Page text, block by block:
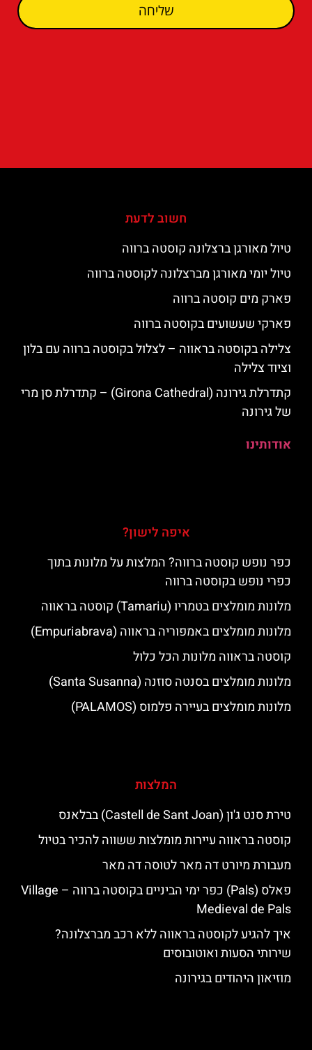
שליחה
חשוב לדעת
טיול מאורגן ברצלונה קוסטה ברווה
טיול יומי מאורגן מברצלונה לקוסטה ברווה
פארק מים קוסטה ברווה
פארקי שעשועים בקוסטה ברווה
צלילה בקוסטה בראווה – לצלול בקוסטה ברווה עם בלון
וציוד צלילה
קתדרלת גירונה (Girona Cathedral) – קתדרלת סן מרי
של גירונה
אודותינו
איפה לישון?
כפר נופש קוסטה ברווה? המלצות על מלונות בתוך
כפרי נופש בקוסטה ברווה
מלונות מומלצים בטמריו (Tamariu) קוסטה בראווה
מלונות מומלצים באמפוריה בראווה (Empuriabrava)
קוסטה בראווה מלונות הכל כלול
מלונות מומלצים בסנטה סוזנה (Santa Susanna)
מלונות מומלצים בעיירה פלמוס (PALAMOS)
המלצות
טירת סנט ג'ון (Castell de Sant Joan) בבלאנס
קוסטה בראווה עיירות מומלצות ששווה להכיר בטיול
מעבורת מיורט דה מאר לטוסה דה מאר
פאלס (Pals) כפר ימי הביניים בקוסטה ברווה – ‪‪Village
Medieval de Pals‬‬
איך להגיע לקוסטה בראווה ללא רכב מברצלונה?
שירותי הסעות ואוטובוסים
מוזיאון היהודים בגירונה